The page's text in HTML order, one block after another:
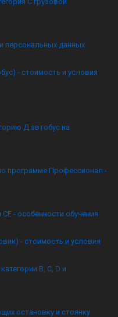
персональных данных
- стоимость и условия
Д автобус на
программе Профессионал -
- особенности обучения
- стоимость и условия
B, C, D и
остановку и стоянку